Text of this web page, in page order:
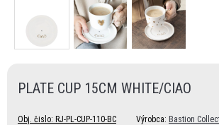
PLATE CUP 15CM WHITE/CIAO
Obj. čislo: RJ-PL-CUP-110-BC Výrobca: Bastion